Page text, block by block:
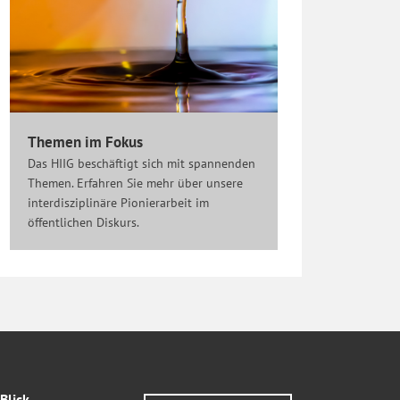
Themen im Fokus
Das HIIG beschäftigt sich mit spannenden
Themen. Erfahren Sie mehr über unsere
interdisziplinäre Pionierarbeit im
öffentlichen Diskurs.